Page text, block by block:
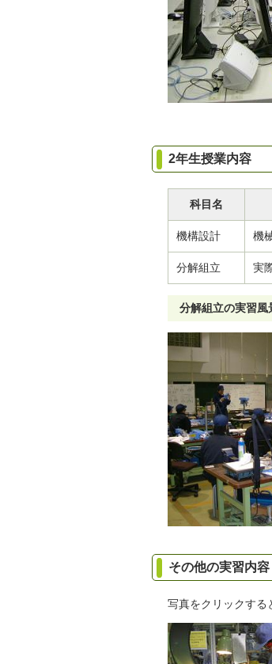
2年生授業内容
科目名
機構設計 機
分解組立 実
分解組立の実習風
その他の実習内容
写真をクリックする